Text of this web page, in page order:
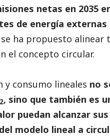
netas en 2035
de energía externas
ha propuesto alinear
el concepto circular.
y consumo lineales no
2, sino que también es
puedan alcanzar
modelo lineal a